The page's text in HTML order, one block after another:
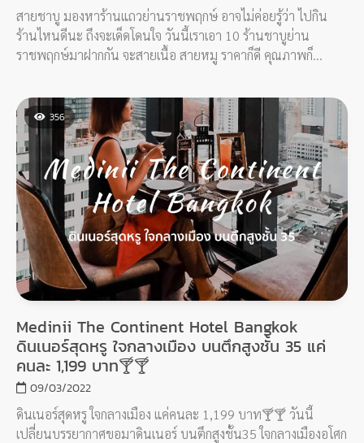
สายชาบู มองหาร้านแถวย่านราชพฤกษ์ อาจไม่ค่อยรู้ว่า ไปกิน
ร้านไหนดีนะ ถึงจะเด็ดโดนใจ วันนี้เราเอา 10 ร้านชาบูย่าน
ราชพฤกษ์มาฝากกัน จะสายเนื้อ สายหมู ราคาก็ดี คุณภาพก็
356
Medinii The Continent Hotel Bangkok
ดินเนอร์สุดหรู ใจกลางเมือง บนตึกสูงชั้น 35 แค่
คนละ 1,199 บาท🍸🍸
09/03/2022
ดินเนอร์สุดหรู ใจกลางเมือง แค่คนละ 1,199 บาท🍸🍸 วันนี้
เปลี่ยนบรรยากาศขอมาดินเนอร์ บนตึกสูงชั้น35 ใจกลางเมืองอโศก